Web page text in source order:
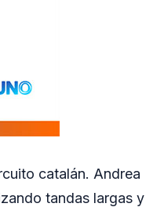
catalán. Andrea
tandas largas y